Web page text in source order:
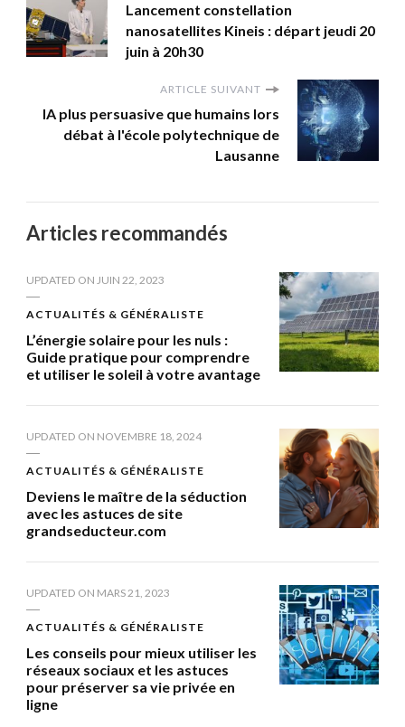
Lancement constellation
nanosatellites Kineis : départ jeudi 20
juin à 20h30
ARTICLE SUIVANT
IA plus persuasive que humains lors
débat à l'école polytechnique de
Lausanne
Articles recommandés
UPDATED ON JUIN 22, 2023
ACTUALITÉS & GÉNÉRALISTE
L’énergie solaire pour les nuls :
Guide pratique pour comprendre
et utiliser le soleil à votre avantage
UPDATED ON NOVEMBRE 18, 2024
ACTUALITÉS & GÉNÉRALISTE
Deviens le maître de la séduction
avec les astuces de site
grandseducteur.com
UPDATED ON MARS 21, 2023
ACTUALITÉS & GÉNÉRALISTE
Les conseils pour mieux utiliser les
réseaux sociaux et les astuces
pour préserver sa vie privée en
ligne